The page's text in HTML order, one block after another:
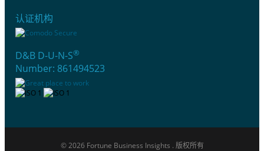
认证机构
D&B D-U-N-S®
Number: 861494523
© 2026 Fortune Business Insights . 版权所有